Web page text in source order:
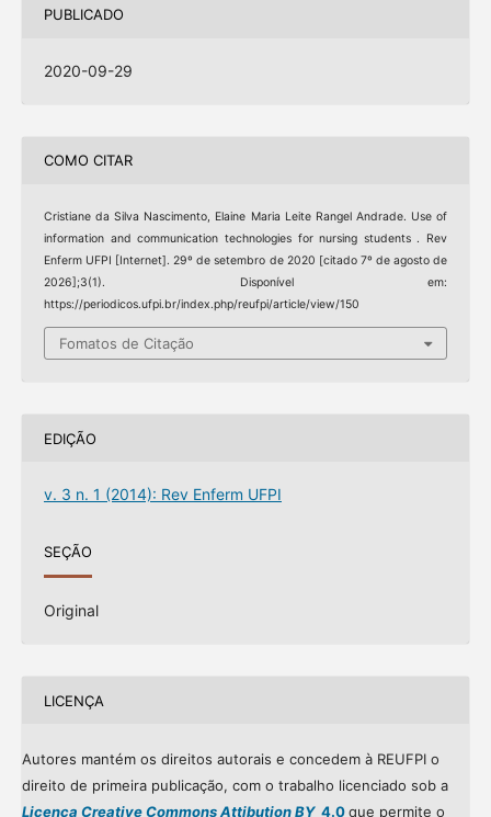
PUBLICADO
2020-09-29
COMO CITAR
Cristiane da Silva Nascimento, Elaine Maria Leite Rangel Andrade. Use of
information and communication technologies for nursing students . Rev
Enferm UFPI [Internet]. 29º de setembro de 2020 [citado 7º de agosto de
2026];3(1). Disponível em:
https://periodicos.ufpi.br/index.php/reufpi/article/view/150
Fomatos de Citação
EDIÇÃO
v. 3 n. 1 (2014): Rev Enferm UFPI
SEÇÃO
Original
LICENÇA
Autores mantém os direitos autorais e concedem à REUFPI o
direito de primeira publicação, com o trabalho licenciado sob a
Licença Creative Commons Attibution BY4.0que permite o